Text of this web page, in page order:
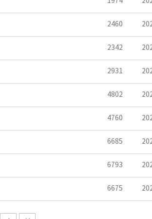
2460
2342
2931
4802
4760
6685
6793
6675